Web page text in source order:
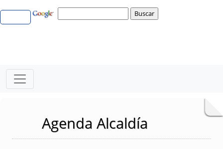
Agenda Alcaldía